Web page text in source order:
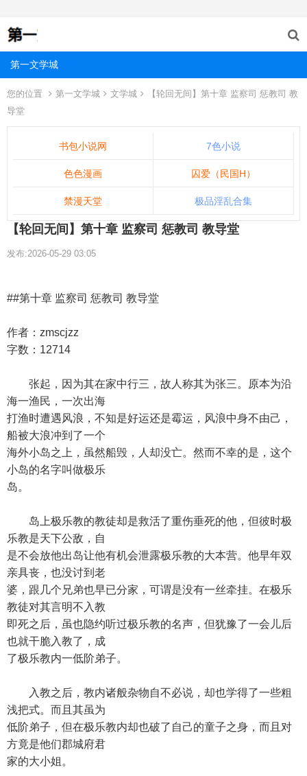
第一文学城
您的位置 第一文学城 文学城
【轮回无间】第十章 监察司 惩教司 教
导堂
书包小说网 7色小说
色色漫画 囚爱（民国H）
禁漫天堂 极品淫乱合集
【轮回无间】第十章 监察司 惩教司 教导堂
发布:2026-05-29 03:05
##第十章 监察司 惩教司 教导堂
作者：zmscjzz
字数：12714
张起，因为其在家中行三，故人称其为张三。原本为沿
海一渔民，一次出海
打渔时遭遇风浪，不知是好运还是霉运，风浪中身不由己，
船被大浪冲到了一个
海外小岛之上，虽然船毁，人却没亡。然而不幸的是，这个
小岛的名字叫做极乐
岛。
岛上极乐教的教徒却是救活了重伤垂死的他，但彼时极
乐教是天下公敌，自
是不会放他出岛让他有机会泄露极乐教的大本营。他早年双
亲具丧，也没讨到老
婆，跟几个兄弟也早已分家，可谓是没有一丝牵挂。在极乐
教徒对其言明不入教
即死之后，虽也隐约听过极乐教的名声，但犹豫了一会儿后
也就干脆入教了，成
了极乐教内一低阶弟子。
入教之后，教内诸般杂物自不必说，却也学得了一些粗
浅把式。而且其虽为
低阶弟子，但在极乐教内却也破了自己的童子之身，而且对
方竟是他们郡城府君
家的大小姐。